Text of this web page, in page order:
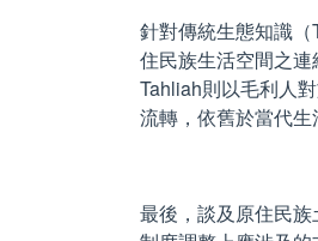
針對傳統生態知識
住民族生活空間之
Tahliah則以毛利人
流轉，依舊於當代生
最後，談及原住民